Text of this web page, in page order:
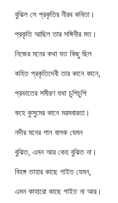
বুঝিল সে প্রকৃতির নীরব কবিতা।
প্রকৃতি আছিল তার সঙ্গিনীর মত।
নিজের মনের কথা যত কিছু ছিল
কহিত প্রকৃতিদেবী তার কানে কানে,
প্রভাতের সমীরণ যথা চুপিচুপি
কহে কুসুমের কানে মরমবারতা।
নদীর মনের গান বালক যেমন
বুঝিত, এমন আর কেহ বুঝিত না।
বিহঙ্গ তাহার কাছে গাইত যেমন,
এমন কাহারো কাছে গাইত না আর।